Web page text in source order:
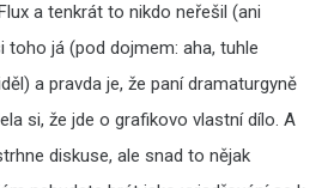
a tenkrát to nikdo neřešil (ani
toho já (pod dojmem: aha, tuhle
a pravda je, že paní dramaturgyně
si, že jde o grafikovo vlastní dílo. A
diskuse, ale snad to nějak